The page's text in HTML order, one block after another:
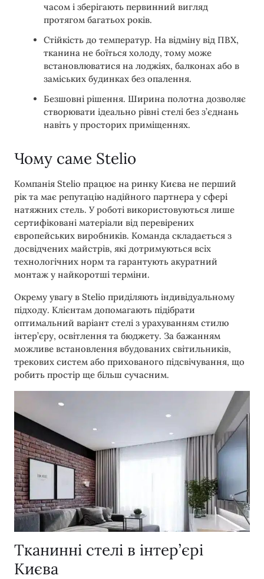
часом і зберігають первинний вигляд
протягом багатьох років.
Стійкість до температур. На відміну від ПВХ,
тканина не боїться холоду, тому може
встановлюватися на лоджіях, балконах або в
заміських будинках без опалення.
Безшовні рішення. Ширина полотна дозволяє
створювати ідеально рівні стелі без з’єднань
навіть у просторих приміщеннях.
Чому саме Stelio
Компанія Stelio працює на ринку Києва не перший
рік та має репутацію надійного партнера у сфері
натяжних стель. У роботі використовуються лише
сертифіковані матеріали від перевірених
європейських виробників. Команда складається з
досвідчених майстрів, які дотримуються всіх
технологічних норм та гарантують акуратний
монтаж у найкоротші терміни.
Окрему увагу в Stelio приділяють індивідуальному
підходу. Клієнтам допомагають підібрати
оптимальний варіант стелі з урахуванням стилю
інтер’єру, освітлення та бюджету. За бажанням
можливе встановлення вбудованих світильників,
трекових систем або прихованого підсвічування, що
робить простір ще більш сучасним.
Тканинні стелі в інтер’єрі
Києва